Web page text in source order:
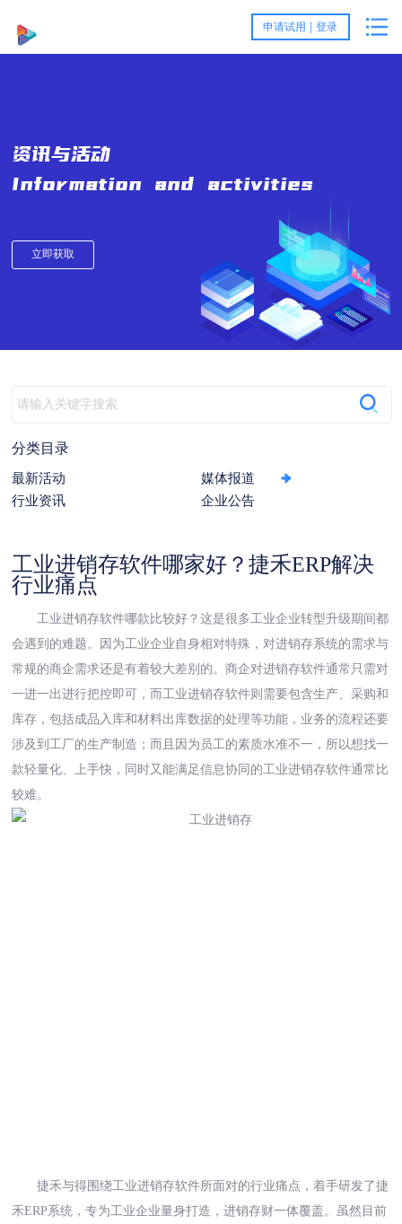
申请试用 |登录
与
案
户
例
服资讯与活动
Information and activities
立即获取
分类目录
最新活动
媒体报道
行业资讯
企业公告
工业进销存软件哪家好？捷禾ERP解决
行业痛点
工业进销存软件哪款比较好？这是很多工业企业转型升级期间都
会遇到的难题。因为工业企业自身相对特殊，对进销存系统的需求与
常规的商企需求还是有着较大差别的。商企对进销存软件通常只需对
一进一出进行把控即可，而工业进销存软件则需要包含生产、采购和
库存，包括成品入库和材料出库数据的处理等功能，业务的流程还要
涉及到工厂的生产制造；而且因为员工的素质水准不一，所以想找一
款轻量化、上手快，同时又能满足信息协同的工业进销存软件通常比
较难。
捷禾与得围绕工业进销存软件所面对的行业痛点，着手研发了捷
禾ERP系统，专为工业企业量身打造，进销存财一体覆盖。虽然目前